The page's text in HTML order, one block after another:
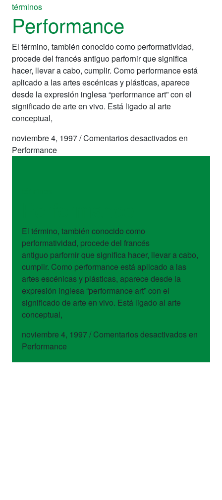
términos
Performance
El término, también conocido como performatividad,
procede del francés antiguo parfornir que significa
hacer, llevar a cabo, cumplir. Como performance está
aplicado a las artes escénicas y plásticas, aparece
desde la expresión inglesa “performance art” con el
significado de arte en vivo. Está ligado al arte
conceptual,
noviembre 4, 1997/Comentarios desactivadosen
Performance
El término, también conocido como
performatividad, procede del francés
antiguo parfornir que significa hacer, llevar a cabo,
cumplir. Como performance está aplicado a las
artes escénicas y plásticas, aparece desde la
expresión inglesa “performance art” con el
significado de arte en vivo. Está ligado al arte
conceptual,
noviembre 4, 1997/ Comentarios desactivadosen
Performance